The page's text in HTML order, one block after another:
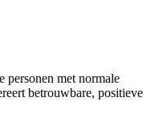
personen met normale
betrouwbare, positieve